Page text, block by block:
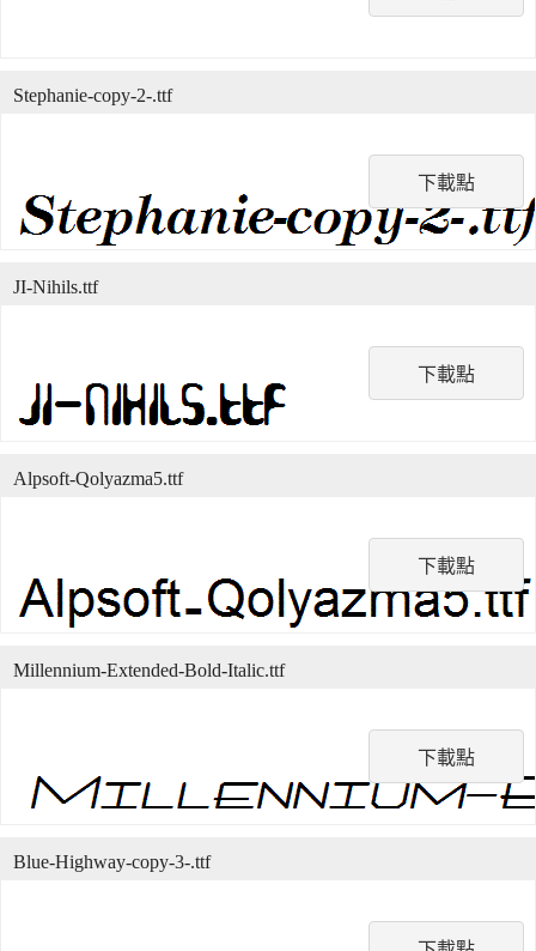
下載點
Stephanie-copy-2-.ttf
下載點
JI-Nihils.ttf
下載點
Alpsoft-Qolyazma5.ttf
下載點
Millennium-Extended-Bold-Italic.ttf
Blue-Highway-copy-3-.ttf